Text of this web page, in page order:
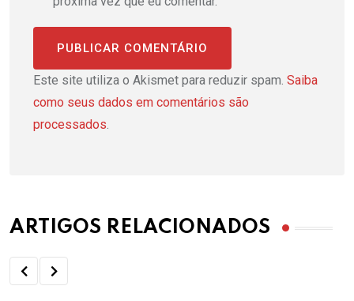
Este site utiliza o Akismet para reduzir spam. Saiba
como seus dados em comentários são
processados.
ARTIGOS RELACIONADOS